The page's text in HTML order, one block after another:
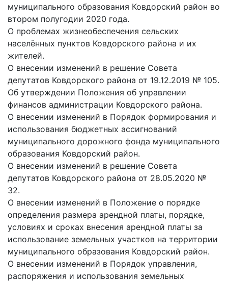
муниципального образования Ковдорский район во
втором полугодии 2020 года.
О проблемах жизнеобеспечения сельских
населённых пунктов Ковдорского района и их
жителей.
О внесении изменений в решение Совета
депутатов Ковдорского района от 19.12.2019 № 105.
Об утверждении Положения об управлении
финансов администрации Ковдорского района.
О внесении изменений в Порядок формирования и
использования бюджетных ассигнований
муниципального дорожного фонда муниципального
образования Ковдорский район.
О внесении изменений в решение Совета
депутатов Ковдорского района от 28.05.2020 №
32.
О внесении изменений в Положение о порядке
определения размера арендной платы, порядке,
условиях и сроках внесения арендной платы за
использование земельных участков на территории
муниципального образования Ковдорский район.
О внесении изменений в Порядок управления,
распоряжения и использования земельных